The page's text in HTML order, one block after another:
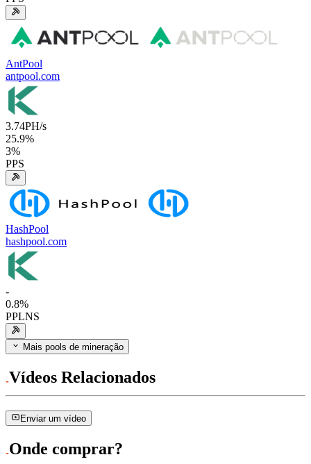
AntPool
antpool.com
3.74PH/s
25.9%
3%
PPS
HashPool
hashpool.com
-
0.8%
PPLNS
Mais pools de mineração
Vídeos Relacionados
Enviar um vídeo
Onde comprar?